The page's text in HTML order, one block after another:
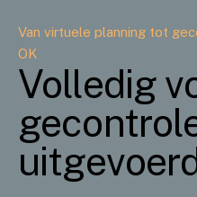
Van virtuele planning tot
OK
Volledig